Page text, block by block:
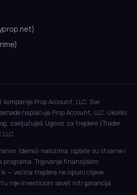
Prop Account, LLC. Sve
naplaćuje Prop Account, LLC. Ukoliko
zaključuješ Ugovor za trejdere (Trader
(demo) nalozima; isplate su stvarne i
programa. Trgovanje finansijskim
— većina trejdera ne ispuni ciljeve
nije investicioni savet niti garancija